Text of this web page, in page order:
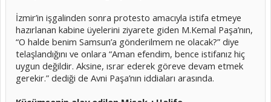
İzmir’in işgalinden sonra protesto amacıyla istifa etmeye
hazırlanan kabine üyelerini ziyarete giden M.Kemal Paşa’nın,
“O halde benim Samsun’a gönderilmem ne olacak?” diye
telaşlandığını ve onlara “Aman efendim, bence istifanız hiç
uygun değildir. Aksine, ısrar ederek göreve devam etmek
gerekir.” dediği de Avni Paşa’nın iddiaları arasında.